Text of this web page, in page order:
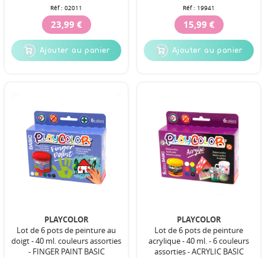
Réf : 02011
23,99 €
Ajouter au panier
Réf : 19941
15,99 €
Ajouter au panier
PLAYCOLOR
Lot de 6 pots de peinture au
doigt - 40 ml. couleurs assorties
- FINGER PAINT BASIC
PLAYCOLOR
Lot de 6 pots de peinture
acrylique - 40 ml. - 6 couleurs
assorties - ACRYLIC BASIC